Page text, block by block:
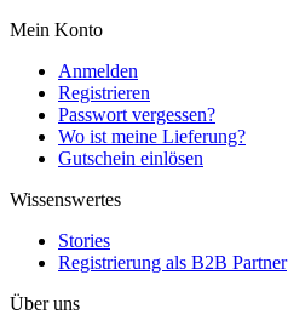
Mein Konto
Anmelden
Registrieren
Passwort vergessen?
Wo ist meine Lieferung?
Gutschein einlösen
Wissenswertes
Stories
Registrierung als B2B Partner
Über uns